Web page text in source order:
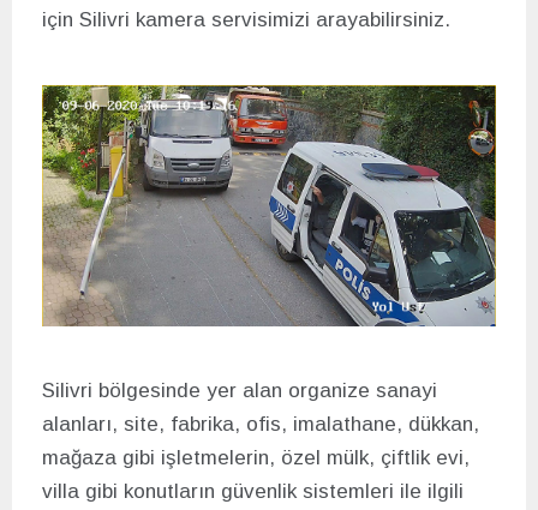
için Silivri kamera servisimizi arayabilirsiniz.
Silivri bölgesinde yer alan organize sanayi
alanları, site, fabrika, ofis, imalathane, dükkan,
mağaza gibi işletmelerin, özel mülk, çiftlik evi,
villa gibi konutların güvenlik sistemleri ile ilgili